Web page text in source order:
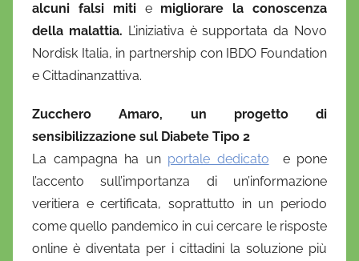
f
r
i
alcuni falsi miti e migliorare la conoscenza
della malattia. L’iniziativa è supportata da Novo
Nordisk Italia, in partnership con IBDO Foundation
e Cittadinanzattiva.
Zucchero Amaro, un progetto di
sensibilizzazione sul Diabete Tipo 2
La campagna ha un portale dedicato e pone
l’accento sull’importanza di un’informazione
veritiera e certificata, soprattutto in un periodo
come quello pandemico in cui cercare le risposte
online è diventata per i cittadini la soluzione più